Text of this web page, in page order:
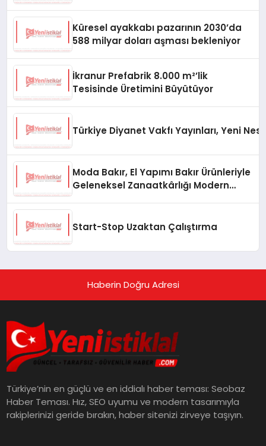
Küresel ayakkabı pazarının 2030’da
588 milyar doları aşması bekleniyor
İkranur Prefabrik 8.000 m²’lik
Tesisinde Üretimini Büyütüyor
Türkiye Diyanet Vakfı Yayınları, Yeni
Moda Bakır, El Yapımı Bakır Ürünleriyle
Geleneksel Zanaatkârlığı Modern
Start-Stop Uzaktan Çalıştırma
Haberin Doğru Adresi
Türkiye’nin en güçlü ve en iddialı haber teması: Seobaz
Haber Teması. Hız, SEO uyumu ve modern tasarımıyla
rakiplerinizi geride bırakın, haber sitenizi zirveye taşıyın.